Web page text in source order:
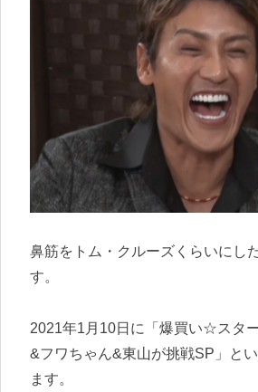
鼻筋をトム・クルーズくらいにし
す。
2021年1月10日に「爆買い☆スタ
&フワちゃん&東山が挑戦SP」と
ます。